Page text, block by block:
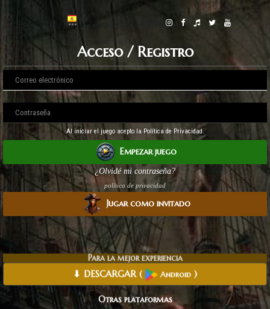
Acceso / Registro
Al iniciar el juego acepto la Política de Privacidad.
Empezar juego
¿Olvidé mi contraseña?
política de privacidad
Jugar como invitado
Para la mejor experiencia
⬇ DESCARGAR( Android )
Otras plataformas